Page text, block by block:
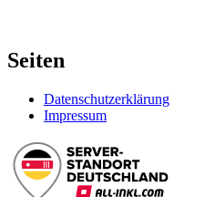
Seiten
Datenschutzerklärung
Impressum